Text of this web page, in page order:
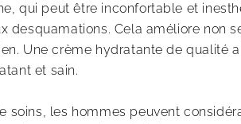
qui peut être inconfortable et
Cela améliore non
Une crème hydratante de qualité
et sain.
soins, les hommes peuvent